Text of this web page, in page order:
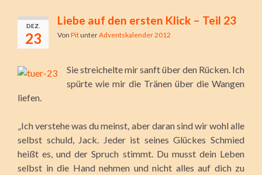
DEZ.
23
Liebe auf den ersten Klick – Teil 23
Von PitunterAdventskalender 2012
Sie streichelte mir sanft über den Rücken. Ich
spürte wie mir die Tränen über die Wangen
liefen.
„Ich verstehe was du meinst, aber daran sind wir wohl alle
selbst schuld, Jack. Jeder ist seines Glückes Schmied
heißt es, und der Spruch stimmt. Du musst dein Leben
selbst in die Hand nehmen und nicht alles auf dich zu